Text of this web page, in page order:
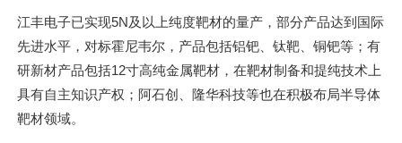
江丰电子已实现5N及以上纯度靶材的量产，部分产品达到国际
先进水平，对标霍尼韦尔，产品包括铝钯、钛靶、铜钯等；有
研新材产品包括12寸高纯金属靶材，在靶材制备和提纯技术上
具有自主知识产权；阿石创、隆华科技等也在积极布局半导体
靶材领域。